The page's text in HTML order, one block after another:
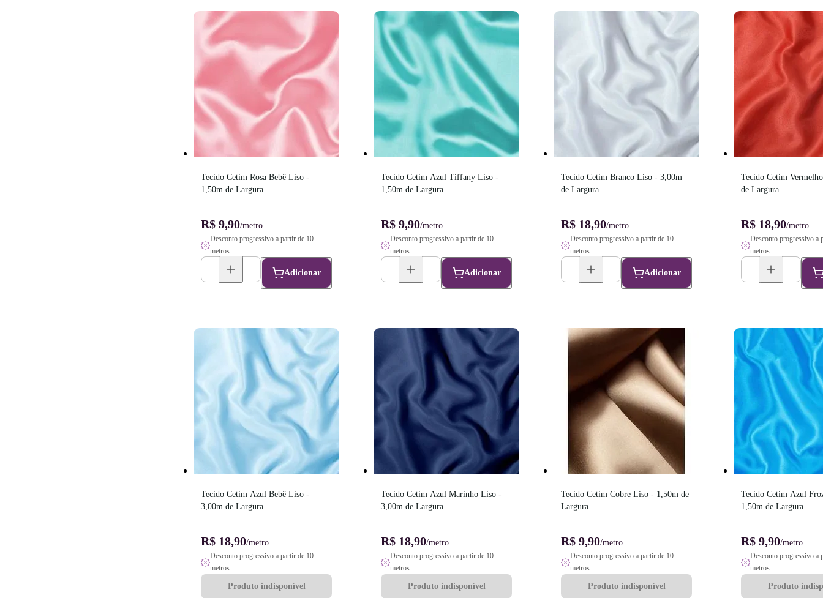
Tecido Cetim Rosa Bebê Liso -
1,50m de Largura
R$ 9,90/metro
Desconto progressivo a partir de 10
metros
Adicionar
Tecido Cetim Azul Tiffany Liso -
1,50m de Largura
R$ 9,90/metro
Desconto progressivo a partir de 10
metros
Adicionar
Tecido Cetim Branco Liso - 3,00m
de Largura
R$ 18,90/metro
Desconto progressivo a partir de 10
metros
Adicionar
Tecido Cetim
de Largura
R$ 18,90/metro
Desconto progressivo a
metros
Tecido Cetim Azul Bebê Liso -
3,00m de Largura
R$ 18,90/metro
Desconto progressivo a partir de 10
metros
Produto indisponível
Tecido Cetim Azul Marinho Liso -
3,00m de Largura
R$ 18,90/metro
Desconto progressivo a partir de 10
metros
Produto indisponível
Tecido Cetim Cobre Liso - 1,50m de
Largura
R$ 9,90/metro
Desconto progressivo a partir de 10
metros
Produto indisponível
Tecido Cetim Azul
1,50m de Largura
R$ 9,90/metro
Desconto progressivo a
metros
Produto